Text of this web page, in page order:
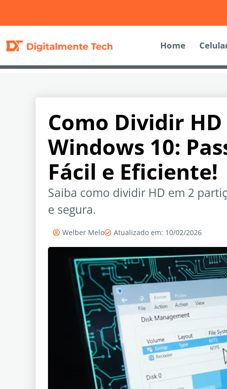
Home
Como Dividir
Windows 10:
Fácil e Eficiente!
Saiba como dividir HD em 2
e segura.
Welber Melo Atualizado em: 10/02/2026